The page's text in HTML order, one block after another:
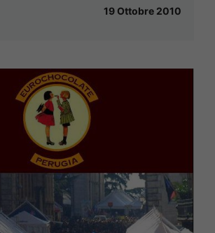
19 Ottobre 2010